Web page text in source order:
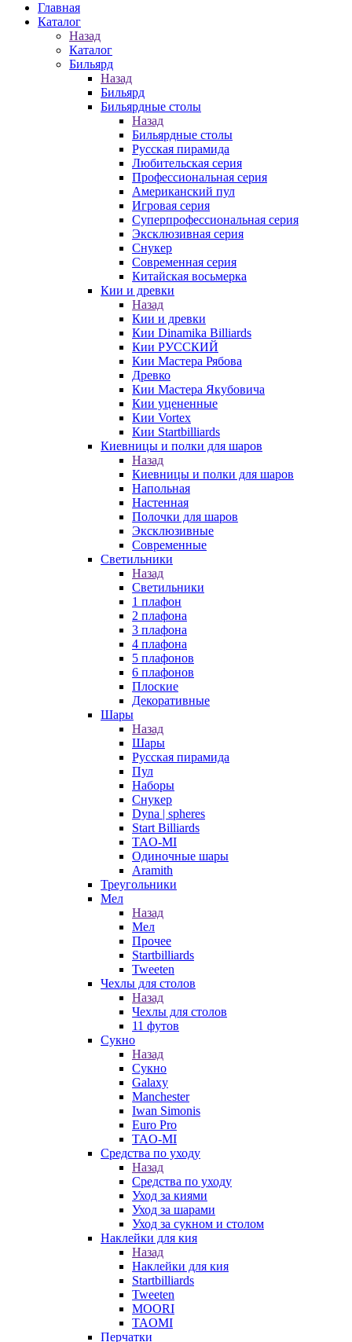
Главная
Каталог
Назад
Каталог
Бильярд
Назад
Бильярд
Бильярдные столы
Назад
Бильярдные столы
Русская пирамида
Любительская серия
Профессиональная серия
Американский пул
Игровая серия
Суперпрофессиональная серия
Эксклюзивная серия
Снукер
Современная серия
Китайская восьмерка
Кии и древки
Назад
Кии и древки
Кии Dinamika Billiards
Кии РУССКИЙ
Кии Мастера Рябова
Древко
Кии Мастера Якубовича
Кии уцененные
Кии Vortex
Кии Startbilliards
Киевницы и полки для шаров
Назад
Киевницы и полки для шаров
Напольная
Настенная
Полочки для шаров
Эксклюзивные
Современные
Светильники
Назад
Светильники
1 плафон
2 плафона
3 плафона
4 плафона
5 плафонов
6 плафонов
Плоские
Декоративные
Шары
Назад
Шары
Русская пирамида
Пул
Наборы
Снукер
Dyna | spheres
Start Billiards
TAO-MI
Одиночные шары
Aramith
Треугольники
Мел
Назад
Мел
Прочее
Startbilliards
Tweeten
Чехлы для столов
Назад
Чехлы для столов
11 футов
Сукно
Назад
Сукно
Galaxy
Manchester
Iwan Simonis
Euro Pro
TAO-MI
Средства по уходу
Назад
Средства по уходу
Уход за киями
Уход за шарами
Уход за сукном и столом
Наклейки для кия
Назад
Наклейки для кия
Startbilliards
Tweeten
MOORI
TAOMI
Перчатки